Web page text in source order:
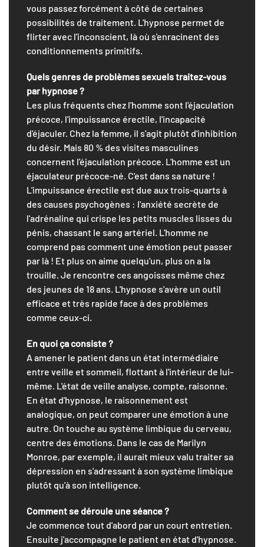
vous passez forcément à côté de certaines
possibilités de traitement. L'hypnose permet de
flirter avec l'inconscient, là où s'enracinent des
conditionnements primitifs.
Quels genres de problèmes sexuels traitez-vous
par hypnose ?
Les plus fréquents chez l'homme sont l'éjaculation
précoce, l'impuissance érectile, l'incapacité
d'éjaculer. Chez la femme, il s'agit plutôt d'inhibition
du désir. Mais 80 % des visites masculines
concernent l'éjaculation précoce. L'homme est un
éjaculateur précoce-né. C'est dans sa nature !
L'impuissance érectile est due aux trois-quarts à
des causes psychogènes : l'anxiété secrète de
l'adrénaline qui crispe les petits muscles lisses du
pénis, chassant le sang artériel. L'homme ne
comprend pas comment une émotion peut passer
par là ! Et plus on aime quelqu'un, plus on a la
trouille. Je rencontre ces angoisses même chez
des jeunes de 18 ans. L'hypnose s'avère un outil
efficace et très rapide face à des problèmes
comme ceux-ci.
En quoi ça consiste ?
A amener le patient dans un état intermédiaire
entre veille et sommeil, flottant à l'intérieur de lui-
même. L'état de veille analyse, compte, raisonne.
En état d'hypnose, le raisonnement est
analogique, on peut comparer une émotion à une
autre. On touche au système limbique du cerveau,
centre des émotions. Dans le cas de Marilyn
Monroe, par exemple, il aurait mieux valu traiter sa
dépression en s'adressant à son système limbique
plutôt qu'à son intelligence.
Comment se déroule une séance ?
Je commence tout d'abord par un court entretien.
Ensuite j'accompagne le patient en état d'hypnose.